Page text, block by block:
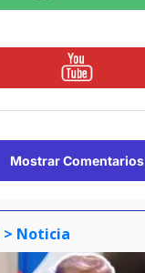
Mostrar Comentarios
> Noticia